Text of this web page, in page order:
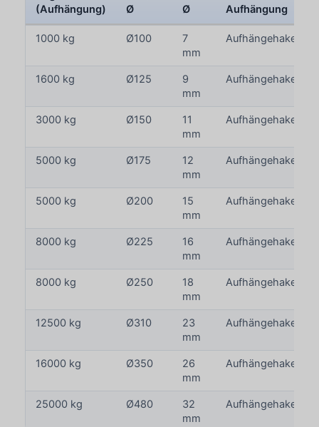
(Aufhängung)
Ø
Ø
Aufhängung
1000 kg Ø100
7
mm
Aufhängehaken
1600 kg Ø125
9
mm
Aufhängehaken
3000 kg Ø150
11
mm
Aufhängehaken
5000 kg Ø175
12
mm
Aufhängehaken
5000 kg Ø200
15
mm
Aufhängehaken
8000 kg Ø225
16
mm
Aufhängehaken
8000 kg Ø250
18
mm
Aufhängehaken
12500 kg Ø310
23
mm
Aufhängehaken
16000 kg Ø350
26
mm
Aufhängehaken
25000 kg Ø480
32
mm
Aufhängehaken